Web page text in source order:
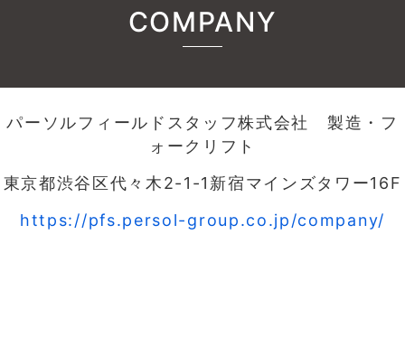
COMPANY
パーソルフィールドスタッフ株式会社 製造・フ
ォークリフト
東京都渋谷区代々木2-1-1新宿マインズタワー16F
https://pfs.persol-group.co.jp/company/